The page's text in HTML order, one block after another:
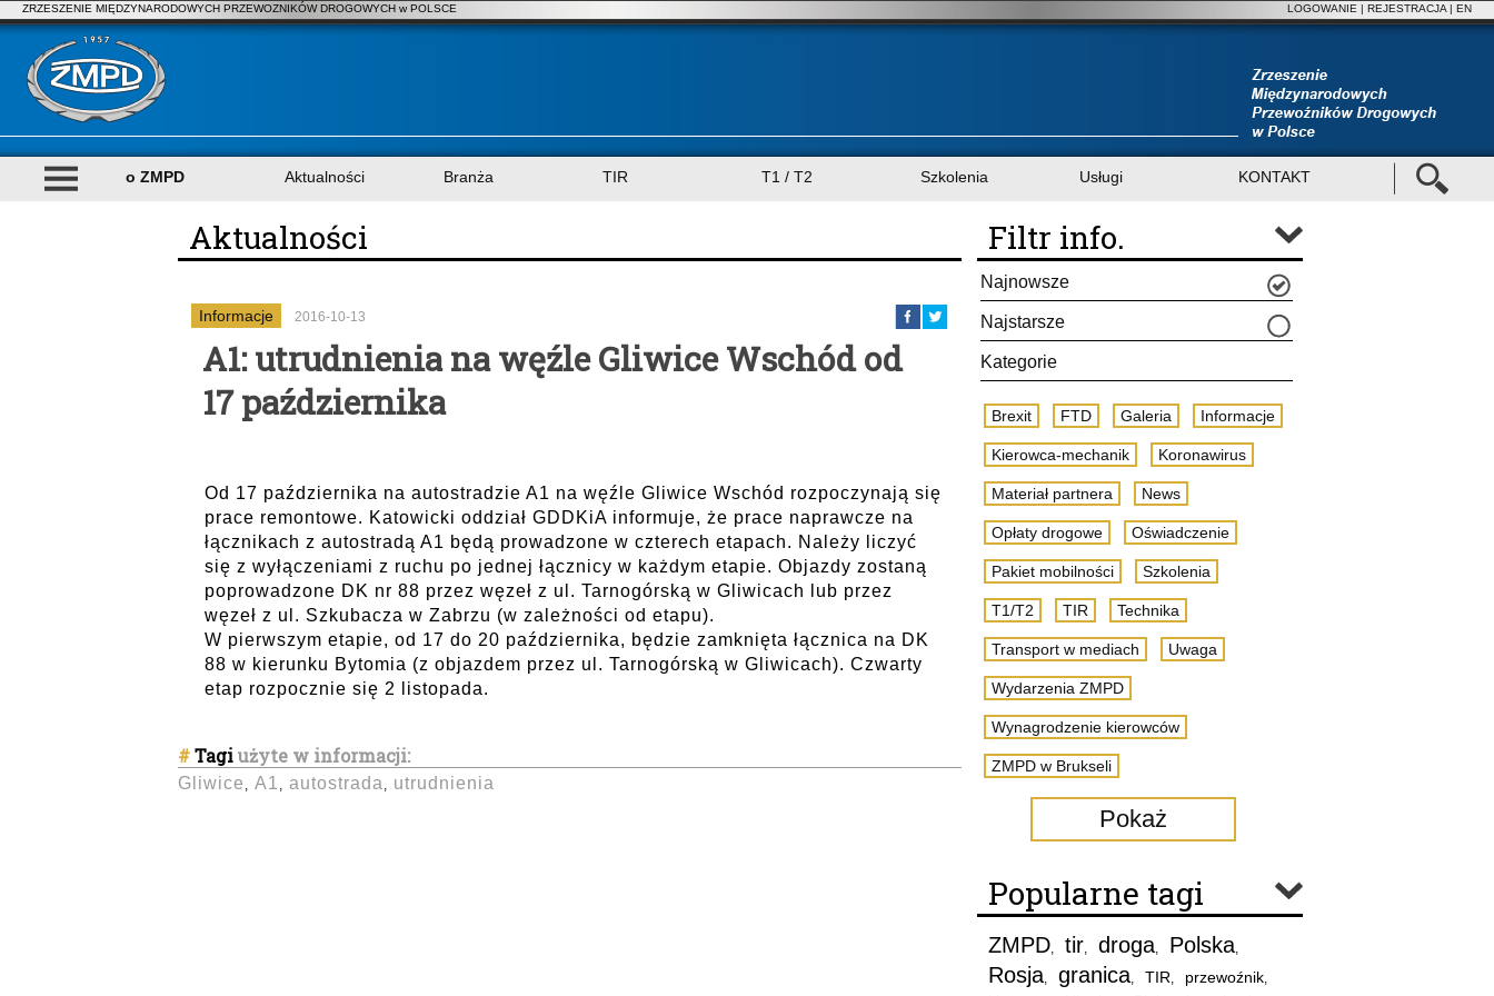
ZRZESZENIE MIĘDZYNARODOWYCH PRZEWOZNIKÓW DROGOWYCH w POLSCE LOGOWANIE | REJESTRACJA | EN
o ZMPD Aktualności Branża TIR T1 / T2 Szkolenia Usługi KONTAKT
Aktualności
Informacje 2016-10-13
A1: utrudnienia na węźle Gliwice Wschód od
17 października
Od 17 października na autostradzie A1 na węźle Gliwice Wschód rozpoczynają się
prace remontowe. Katowicki oddział GDDKiA informuje, że prace naprawcze na
łącznikach z autostradą A1 będą prowadzone w czterech etapach. Należy liczyć
się z wyłączeniami z ruchu po jednej łącznicy w każdym etapie. Objazdy zostaną
poprowadzone DK nr 88 przez węzeł z ul. Tarnogórską w Gliwicach lub przez
węzeł z ul. Szkubacza w Zabrzu (w zależności od etapu).
W pierwszym etapie, od 17 do 20 października, będzie zamknięta łącznica na DK
88 w kierunku Bytomia (z objazdem przez ul. Tarnogórską w Gliwicach). Czwarty
etap rozpocznie się 2 listopada.
#Tagiużyte w informacji:
Gliwice , A1 , autostrada , utrudnienia
Filtr info.
Najnowsze
Najstarsze
Kategorie
Brexit FTD Galeria Informacje
Kierowca-mechanik Koronawirus
Materiał partnera News
Opłaty drogowe Oświadczenie
Pakiet mobilności Szkolenia
T1/T2 TIR Technika
Transport w mediach Uwaga
Wydarzenia ZMPD
Wynagrodzenie kierowców
ZMPD w Brukseli
Pokaż
Popularne tagi
ZMPD, tir, droga, Polska,
Rosja, granica, TIR, przewoźnik,